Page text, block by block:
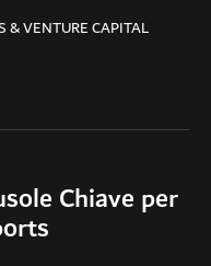
& VENTURE CAPITAL
Chiave per